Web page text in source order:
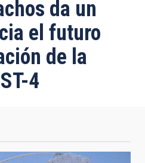
da un
el futuro
de la
4